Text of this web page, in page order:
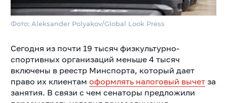
Фото: Aleksander Polyakov/Global Look Press
Сегодня из почти 19 тысяч физкультурно-
спортивных организаций меньше 4 тысяч
включены в реестр Минспорта, который дает
право их клиентам оформлять налоговый вычетза
занятия. В связи с чем сенаторы предложили